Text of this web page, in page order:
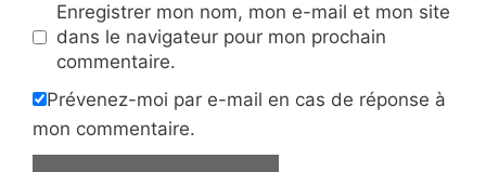
Enregistrer mon nom, mon e-mail et mon site
dans le navigateur pour mon prochain
commentaire.
Prévenez-moi par e-mail en cas de réponse à
mon commentaire.